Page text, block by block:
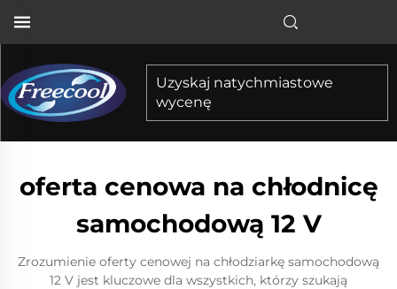
Uzyskaj natychmiastowe
wycenę
oferta cenowa na chłodnicę
samochodową 12 V
Zrozumienie oferty cenowej na chłodziarkę samochodową
12 V jest kluczowe dla wszystkich, którzy szukają